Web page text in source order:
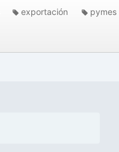
exportación pymes